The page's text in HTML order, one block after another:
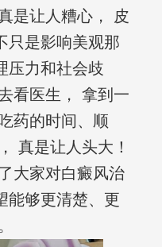
是让人糟心， 皮
只是影响美观那
压力和社会歧
看医生， 拿到一
药的时间、顺
真是让人头大！
大家对白癜风治
能够更清楚、更